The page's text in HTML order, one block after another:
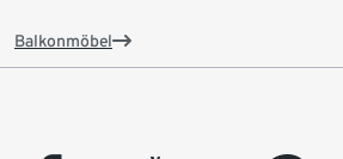
Balkonmöbel